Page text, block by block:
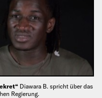
Diawara B. spricht über das
Regierung.